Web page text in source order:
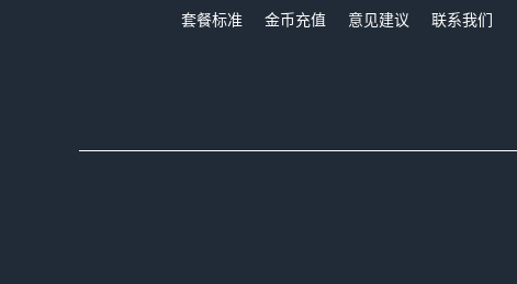
套餐标准
金币充值 意见建议 联系我们